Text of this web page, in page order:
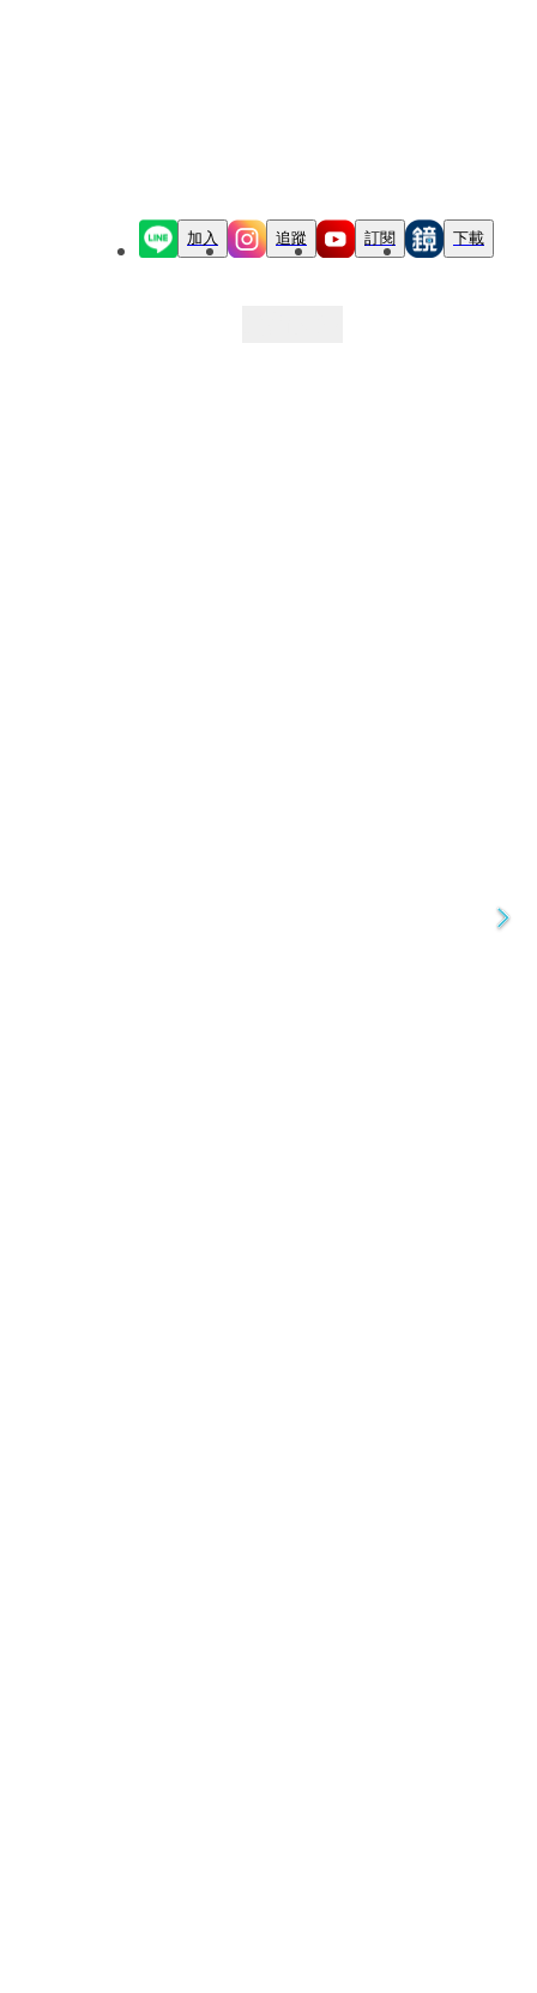
加入 追蹤 訂閱 下載